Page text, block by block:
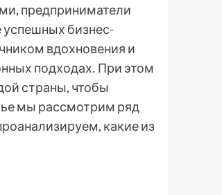
предприниматели
успешных бизнес-
вдохновения и
подходах․ При этом
страны, чтобы
мы рассмотрим ряд
какие из